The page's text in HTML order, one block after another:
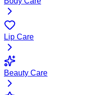
Lip Care
Beauty Care